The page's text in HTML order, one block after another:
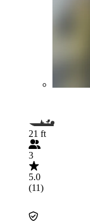
21 ft
3
5.0
(11)